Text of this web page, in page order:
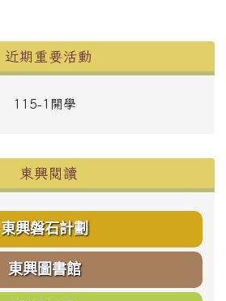
近期重要活動
115-1開學
東興閱讀
東興磐石計劃
東興圖書館